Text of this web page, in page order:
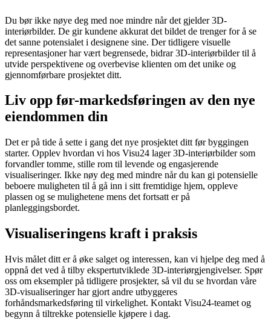
Du bør ikke nøye deg med noe mindre når det gjelder 3D-
interiørbilder. De gir kundene akkurat det bildet de trenger for å se
det sanne potensialet i designene sine. Der tidligere visuelle
representasjoner har vært begrensede, bidrar 3D-interiørbilder til å
utvide perspektivene og overbevise klienten om det unike og
gjennomførbare prosjektet ditt.
Liv opp før-markedsføringen av den nye
eiendommen din
Det er på tide å sette i gang det nye prosjektet ditt før byggingen
starter. Opplev hvordan vi hos Visu24 lager 3D-interiørbilder som
forvandler tomme, stille rom til levende og engasjerende
visualiseringer. Ikke nøy deg med mindre når du kan gi potensielle
beboere muligheten til å gå inn i sitt fremtidige hjem, oppleve
plassen og se mulighetene mens det fortsatt er på
planleggingsbordet.
Visualiseringens kraft i praksis
Hvis målet ditt er å øke salget og interessen, kan vi hjelpe deg med å
oppnå det ved å tilby ekspertutviklede 3D-interiørgjengivelser. Spør
oss om eksempler på tidligere prosjekter, så vil du se hvordan våre
3D-visualiseringer har gjort andre utbyggeres
forhåndsmarkedsføring til virkelighet. Kontakt Visu24-teamet og
begynn å tiltrekke potensielle kjøpere i dag.